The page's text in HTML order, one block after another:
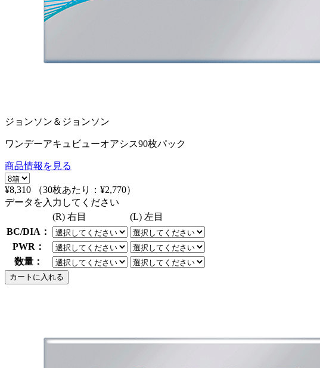
ジョンソン＆ジョンソン
ワンデーアキュビューオアシス90枚パック
商品情報を見る
¥8,310 （30枚あたり： ¥2,770）
データを入力してください
(R) 右目
(L) 左目
BC/DIA：
PWR：
数量：
カートに入れる